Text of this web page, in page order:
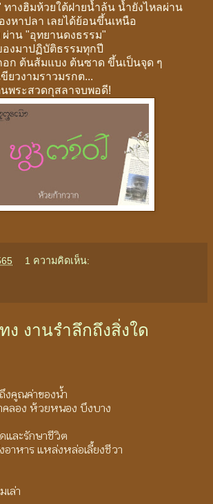
ทางฮิมห้วยใต้ฝายน้ำล้น น้ำยังไหลผ่าน
หาปลา เลยได้ย้อนขึ้นเหนือ
าน "อุทยานดงธรรม"
งมาปฏิบัติธรรมทุกปี
ก ต้นส้มแบง ต้นซาด ขึ้นเป็นจุด ๆ
ยวงามราวมรกต...
พระสวดกุสลาจบพอดี!
1 ความคิดเห็น:
ง งานรำลึกถึงสิ่งใด
งคูณค่าของน้ำ
ลอง ห้วยหนอง บึงบาง
และรักษาชีวิต
าหาร แหล่งหล่อเลี้ยงชีวา
เล่า